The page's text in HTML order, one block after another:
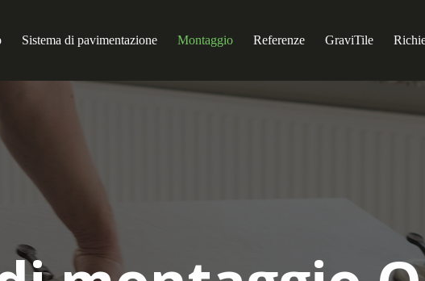
Sistema di pavimentazione Montaggio Referenze GraviTile